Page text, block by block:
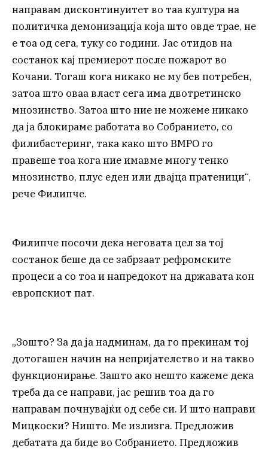
направам дисконтинуитет во таа култура на
политичка демонизација која што овде трае, не
е тоа од сега, туку со години. Јас отидов на
состанок кај премиерот после пожарот во
Кочани. Тогаш кога никако не му бев потребен,
затоа што оваа власт сега има двотретинско
мнозинство. Затоа што ние не можеме никако
да ја блокираме работата во Собранието, со
филибастеринг, така како што ВМРО го
правеше тоа кога ние имавме многу тенко
мнозинство, плус еден или двајца пратеници“,
рече Филипче.
Филипче посочи дека неговата цел за тој
состанок беше да се забрзаат рефромските
процеси а со тоа и напредокот на државата кон
европскиот пат.
„Зошто? За да ја надминам, да го прекинам тој
дотогашен начин на непријателство и на такво
функционирање. Зашто ако нешто кажеме дека
треба да се направи, јас решив тоа да го
направам почнувајќи од себе си. И што направи
Мицкоски? Ништо. Ме излизга. Предложив
дебатата да биде во Собранието. Предложив